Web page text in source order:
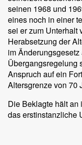
seinen 1968 und
eines noch in einer
sei er zum Unterhalt
Herabsetzung der
im
Übergangsregelung
Anspruch auf ein
Altersgrenze von 70
Die Beklagte hält an
das erstinstanzliche